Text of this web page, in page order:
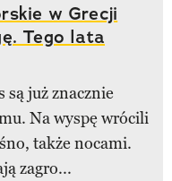
w Grecji
Tego lata
są już znacznie
Na wyspę wrócili
także nocami.
zagro...